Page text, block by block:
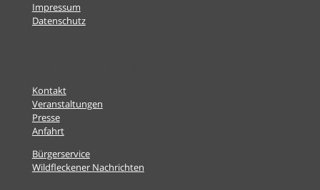
Impressum
Datenschutz
Kontakt
Veranstaltungen
Presse
Anfahrt
Bürgerservice
Wildfleckener Nachrichten